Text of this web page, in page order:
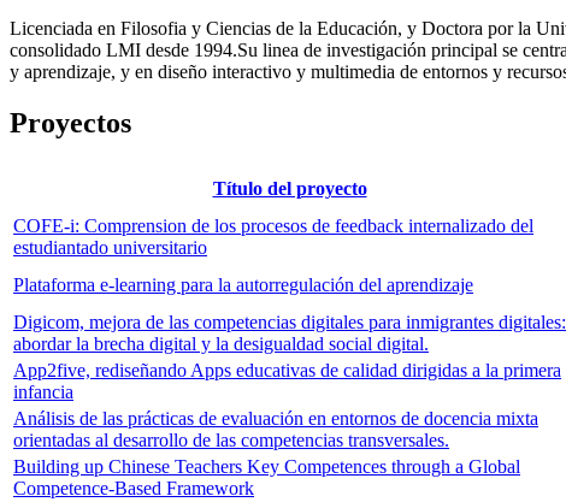
Licenciada en Filosofia y Ciencias de la Educación, y Doctora por la
consolidado LMI desde 1994.Su linea de investigación principal se
y aprendizaje, y en diseño interactivo y multimedia de entornos y
Proyectos
Título del proyecto
COFE-i: Comprension de los procesos de feedback internalizado del
estudiantado universitario
Plataforma e-learning para la autorregulación del aprendizaje
Digicom, mejora de las competencias digitales para inmigrantes digitales:
abordar la brecha digital y la desigualdad social digital.
App2five, rediseñando Apps educativas de calidad dirigidas a la primera
infancia
Análisis de las prácticas de evaluación en entornos de docencia mixta
orientadas al desarrollo de las competencias transversales.
Building up Chinese Teachers Key Competences through a Global
Competence-Based Framework